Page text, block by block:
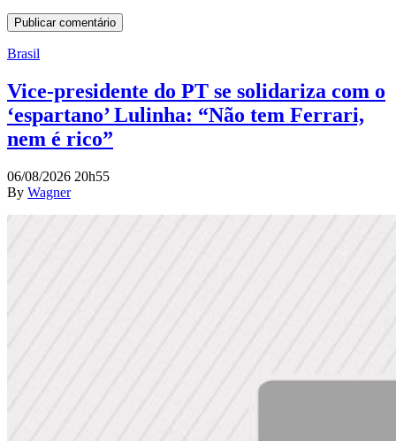
Brasil
Vice-presidente do PT se solidariza com o
‘espartano’ Lulinha: “Não tem Ferrari,
nem é rico”
06/08/2026 20h55
By Wagner